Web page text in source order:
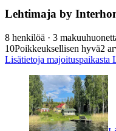
Lehtimaja by
8 henkilöä · 3
10Poikkeuksellisen hyvä2
Lisätietoja majoituspaikasta